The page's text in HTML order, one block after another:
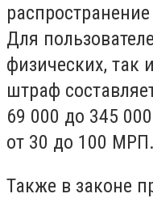
Для
физических, так
штраф
69 000 до 345
от 30 до 100 МРП.
Также в законе